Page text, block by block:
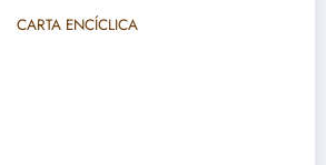
CARTA ENCÍCLICA